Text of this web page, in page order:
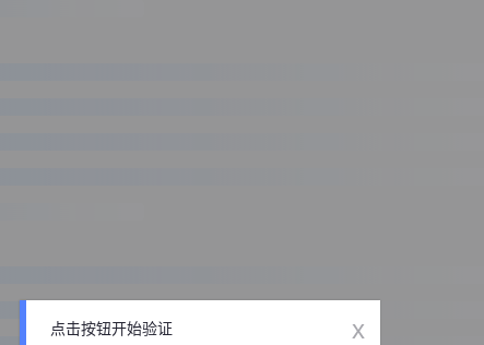
点击按钮开始验证 x